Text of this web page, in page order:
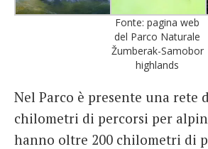
Fonte: pagina web
del Parco Naturale
Žumberak-Samobor
highlands
Nel Parco è presente una rete
chilometri di percorsi per
hanno oltre 200 chilometri di